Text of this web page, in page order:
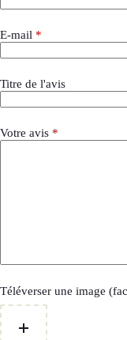
E-mail *
Titre de l'avis
Votre avis *
Téléverser une image